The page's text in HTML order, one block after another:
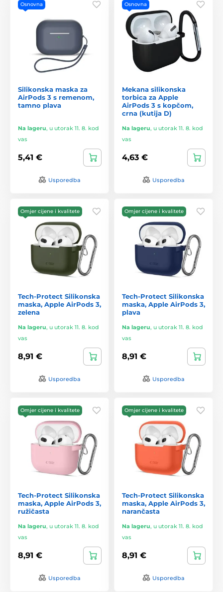
Osnovna
Silikonska maska za
AirPods 3 s remenom,
tamno plava
Na lageru, u utorak 11. 8. kod
vas
5,41 €
Usporedba
Osnovna
Mekana silikonska
torbica za Apple
AirPods 3 s kopčom,
crna (kutija D)
Na lageru, u utorak 11. 8. kod
vas
4,63 €
Usporedba
Omjer cijene i kvalitete
Tech-Protect Silikonska
maska, Apple AirPods 3,
zelena
Na lageru, u utorak 11. 8. kod
vas
8,91 €
Usporedba
Omjer cijene i kvalitete
Tech-Protect Silikonska
maska, Apple AirPods 3,
plava
Na lageru, u utorak 11. 8. kod
vas
8,91 €
Usporedba
Omjer cijene i kvalitete
Tech-Protect Silikonska
maska, Apple AirPods 3,
ružičasta
Na lageru, u utorak 11. 8. kod
vas
8,91 €
Usporedba
Omjer cijene i kvalitete
Tech-Protect Silikonska
maska, Apple AirPods 3,
narančasta
Na lageru, u utorak 11. 8. kod
vas
8,91 €
Usporedba